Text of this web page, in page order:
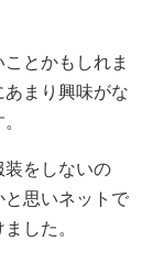
とかもしれま
まり興味がな
装をしないの
と思いネットで
した。